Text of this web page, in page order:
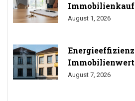
das
August 1, 2026
Sanierung auf
August 7, 2026